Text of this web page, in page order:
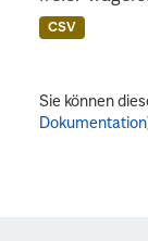
CSV
Sie können
Dokumentation